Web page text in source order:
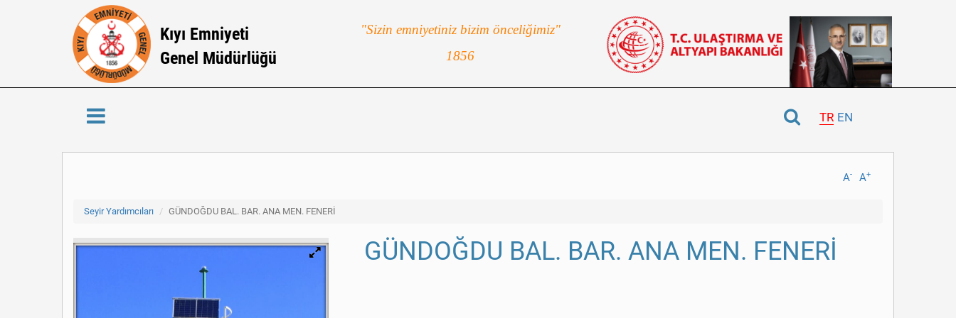
Kıyı Emniyeti
Genel Müdürlüğü
"Sizin emniyetiniz bizim önceliğimiz"
1856
TR EN
A+
A-
Seyir Yardımcıları GÜNDOĞDU BAL. BAR. ANA MEN. FENERİ
GÜNDOĞDU BAL. BAR. ANA MEN. FENERİ